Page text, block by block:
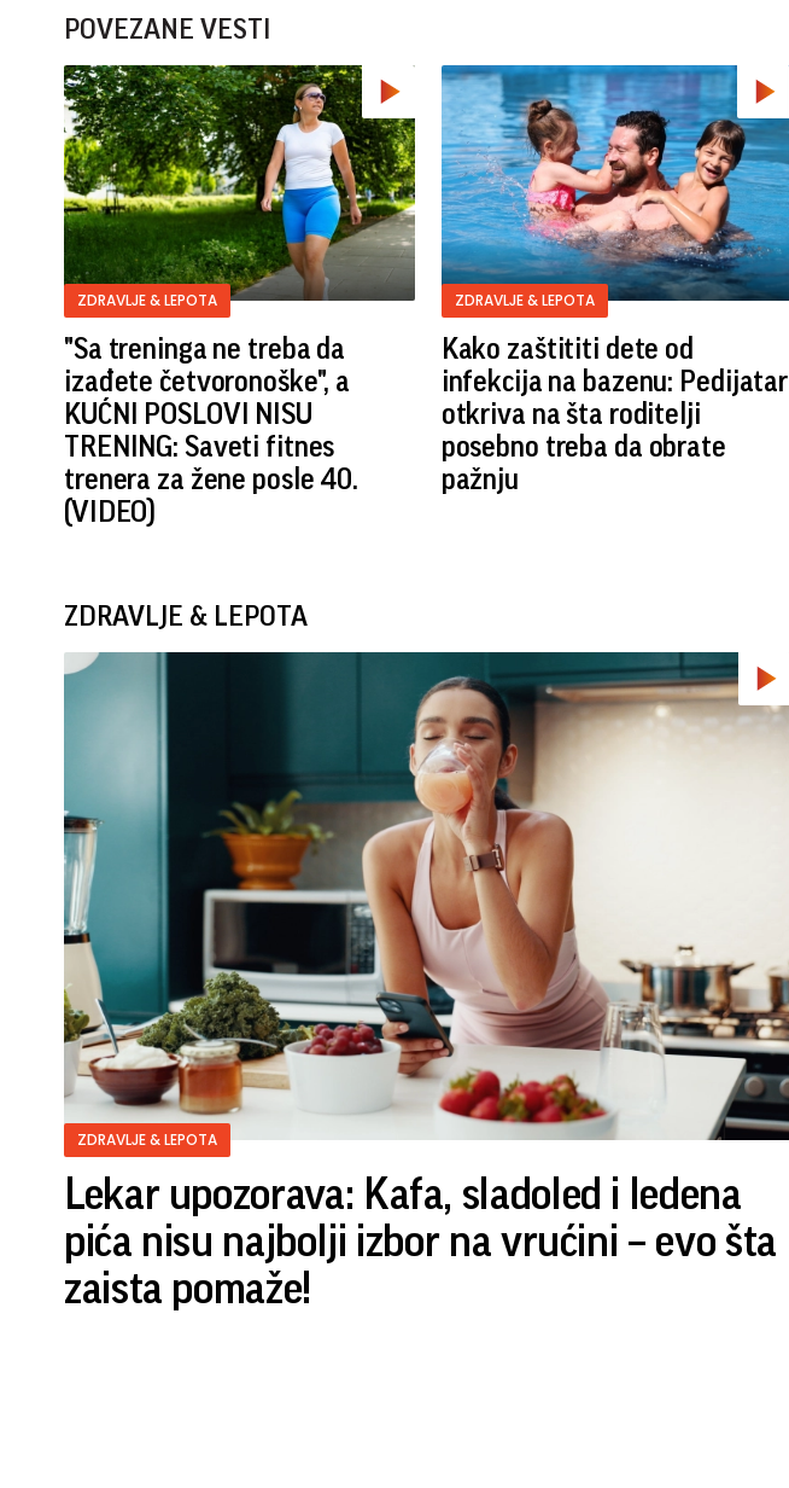
POVEZANE VESTI
ZDRAVLJE & LEPOTA
"Sa treninga ne treba da
izađete četvoronoške", a
KUĆNI POSLOVI NISU
TRENING: Saveti fitnes
trenera za žene posle 40.
(VIDEO)
ZDRAVLJE & LEPOTA
Kako zaštititi dete od
infekcija na bazenu: Pedijatar
otkriva na šta roditelji
posebno treba da obrate
pažnju
ZDRAVLJE & LEPOTA
ZDRAVLJE & LEPOTA
Lekar upozorava: Kafa, sladoled i ledena
pića nisu najbolji izbor na vrućini – evo šta
zaista pomaže!